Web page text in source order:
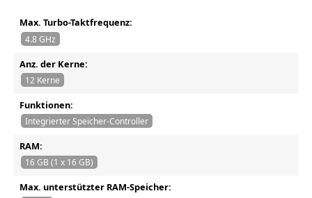
Max. Turbo-Taktfrequenz:
4.8 GHz
Anz. der Kerne:
12 Kerne
Funktionen:
Integrierter Speicher-Controller
RAM:
16 GB (1 x 16 GB)
Max. unterstützter RAM-Speicher: